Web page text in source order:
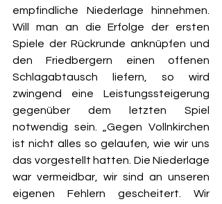
empfindliche Niederlage hinnehmen.
Will man an die Erfolge der ersten
Spiele der Rückrunde anknüpfen und
den Friedbergern einen offenen
Schlagabtausch liefern, so wird
zwingend eine Leistungssteigerung
gegenüber dem letzten Spiel
notwendig sein. „Gegen Vollnkirchen
ist nicht alles so gelaufen, wie wir uns
das vorgestellt hatten. Die Niederlage
war vermeidbar, wir sind an unseren
eigenen Fehlern gescheitert. Wir